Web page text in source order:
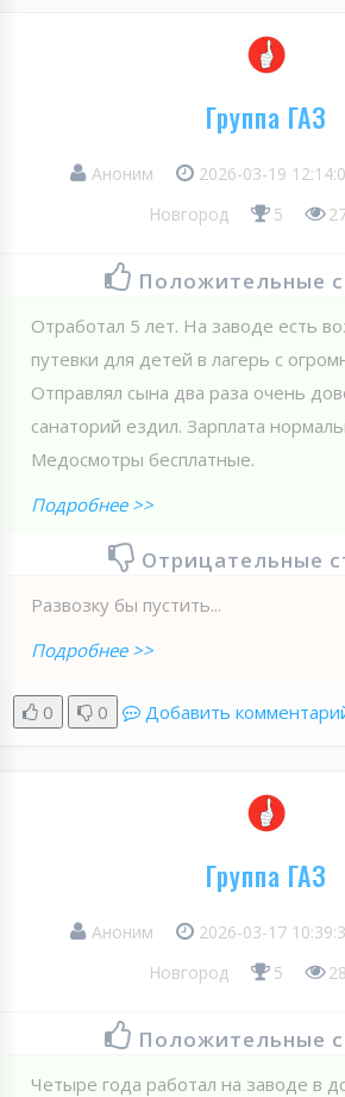
Группа ГАЗ
Аноним 2026-03-19
Новгород
5
Положительные
Отработал 5 лет. На заводе есть
путевки для детей в лагерь с
Отправлял сына два раза очень
санаторий ездил. Зарплата
Медосмотры бесплатные.
Подробнее >>
Отрицательные
Развозку бы пустить...
Подробнее >>
0 0 Добавить
Группа ГАЗ
Аноним 2026-03-17
Новгород
5
Положительные
Четыре года работал на заводе в